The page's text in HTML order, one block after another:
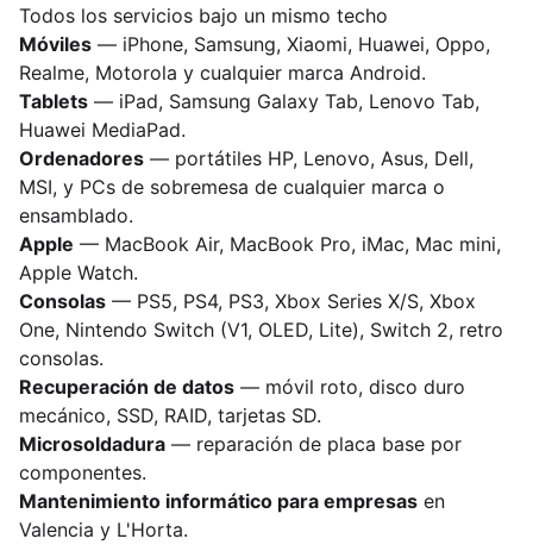
Todos los servicios bajo un mismo techo
Móviles — iPhone, Samsung, Xiaomi, Huawei, Oppo,
Realme, Motorola y cualquier marca Android.
Tablets — iPad, Samsung Galaxy Tab, Lenovo Tab,
Huawei MediaPad.
Ordenadores — portátiles HP, Lenovo, Asus, Dell,
MSI, y PCs de sobremesa de cualquier marca o
ensamblado.
Apple — MacBook Air, MacBook Pro, iMac, Mac mini,
Apple Watch.
Consolas — PS5, PS4, PS3, Xbox Series X/S, Xbox
One, Nintendo Switch (V1, OLED, Lite), Switch 2, retro
consolas.
Recuperación de datos — móvil roto, disco duro
mecánico, SSD, RAID, tarjetas SD.
Microsoldadura — reparación de placa base por
componentes.
Mantenimiento informático para empresas en
Valencia y L'Horta.